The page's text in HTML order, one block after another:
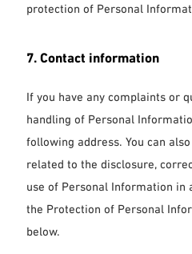
protection of Personal
7. Contact information
If you have any complaints or
handling of Personal
following address. You can
related to the disclosure,
use of Personal Information in
the Protection of Personal
below.